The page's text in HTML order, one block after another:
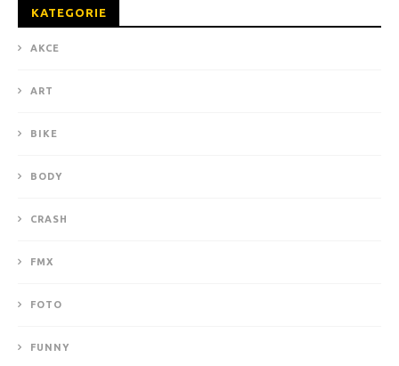
KATEGORIE
AKCE
ART
BIKE
BODY
CRASH
FMX
FOTO
FUNNY